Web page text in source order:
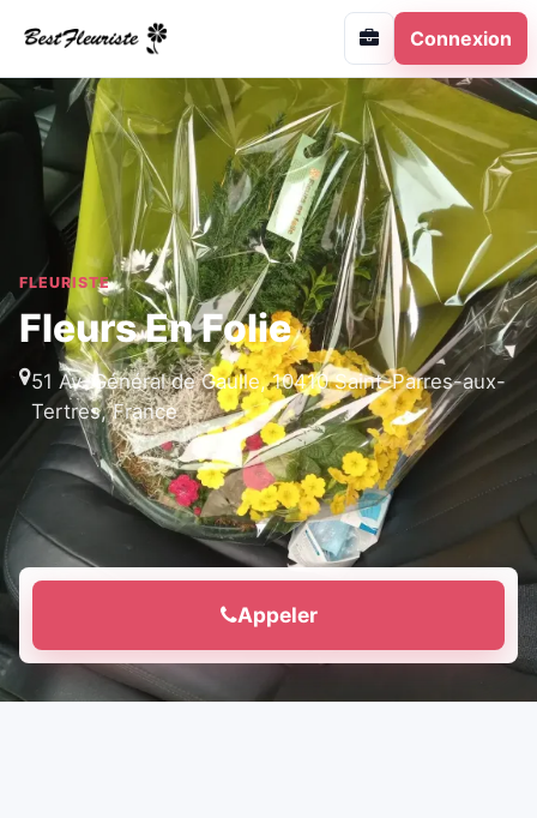
Connexion
FLEURISTE
Fleurs En Folie
51 Av. Général de Gaulle, 10410 Saint-Parres-aux-
Tertres, France
Appeler